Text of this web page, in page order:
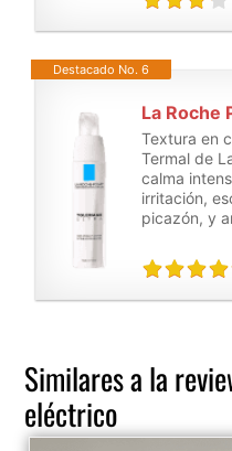
Destacado No. 6
Textura en
Termal de
calma
irritación,
picazón, y
Similares a la
eléctrico